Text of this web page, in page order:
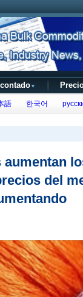
▼
語 한국어
del